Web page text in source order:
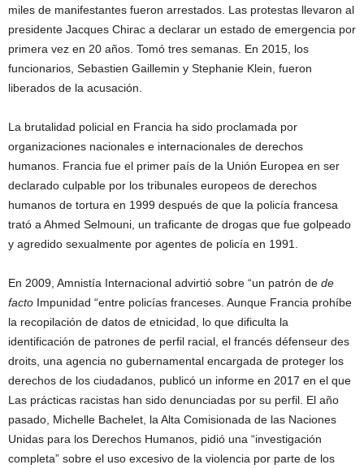
miles de manifestantes fueron arrestados. Las protestas llevaron al
presidente Jacques Chirac a declarar un estado de emergencia por
primera vez en 20 años. Tomó tres semanas. En 2015, los
funcionarios, Sebastien Gaillemin y Stephanie Klein, fueron
liberados de la acusación.
La brutalidad policial en Francia ha sido proclamada por
organizaciones nacionales e internacionales de derechos
humanos. Francia fue el primer país de la Unión Europea en ser
declarado culpable por los tribunales europeos de derechos
humanos de tortura en 1999 después de que la policía francesa
trató a Ahmed Selmouni, un traficante de drogas que fue golpeado
y agredido sexualmente por agentes de policía en 1991.
En 2009, Amnistía Internacional advirtió sobre “un patrón de de
facto Impunidad “entre policías franceses. Aunque Francia prohíbe
la recopilación de datos de etnicidad, lo que dificulta la
identificación de patrones de perfil racial, el francés défenseur des
droits, una agencia no gubernamental encargada de proteger los
derechos de los ciudadanos, publicó un informe en 2017 en el que
Las prácticas racistas han sido denunciadas por su perfil. El año
pasado, Michelle Bachelet, la Alta Comisionada de las Naciones
Unidas para los Derechos Humanos, pidió una “investigación
completa” sobre el uso excesivo de la violencia por parte de los